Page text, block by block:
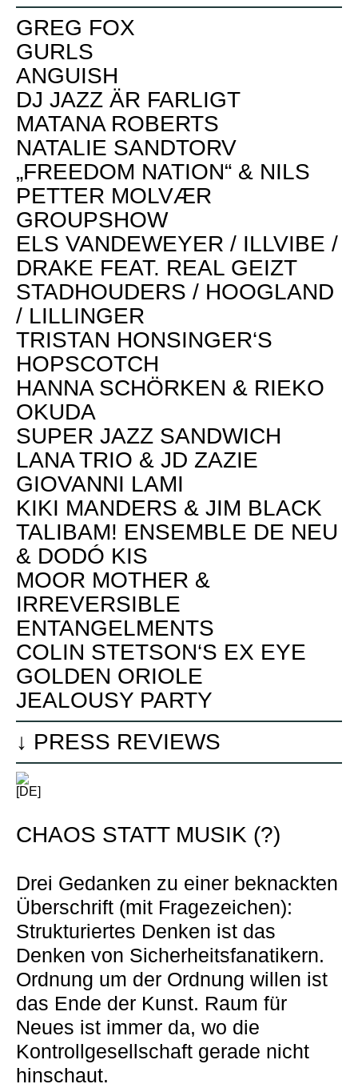
GREG FOX
GURLS
ANGUISH
DJ JAZZ ÄR FARLIGT
MATANA ROBERTS
NATALIE SANDTORV
„FREEDOM NATION“ & NILS
PETTER MOLVÆR
GROUPSHOW
ELS VANDEWEYER / ILLVIBE /
DRAKE FEAT. REAL GEIZT
STADHOUDERS / HOOGLAND
/ LILLINGER
TRISTAN HONSINGER‘S
HOPSCOTCH
HANNA SCHÖRKEN & RIEKO
OKUDA
SUPER JAZZ SANDWICH
LANA TRIO & JD ZAZIE
GIOVANNI LAMI
KIKI MANDERS & JIM BLACK
TALIBAM! ENSEMBLE DE NEU
& DODÓ KIS
MOOR MOTHER &
IRREVERSIBLE
ENTANGELMENTS
COLIN STETSON‘S EX EYE
GOLDEN ORIOLE
JEALOUSY PARTY
↓ PRESS REVIEWS
[DE]
CHAOS STATT MUSIK (?)
Drei Gedanken zu einer beknackten
Überschrift (mit Fragezeichen):
Strukturiertes Denken ist das
Denken von Sicherheitsfanatikern.
Ordnung um der Ordnung willen ist
das Ende der Kunst. Raum für
Neues ist immer da, wo die
Kontrollgesellschaft gerade nicht
hinschaut.